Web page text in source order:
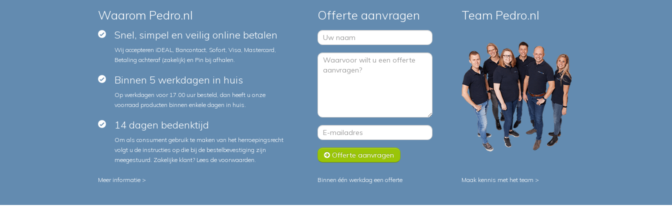
Waarom Pedro.nl
Snel, simpel en veilig online betalen
Wij accepteren iDEAL, Bancontact, Sofort, Visa, Mastercard,
Betaling achteraf (zakelijk) en Pin bij afhalen.
Binnen 5 werkdagen in huis
Op werkdagen voor 17.00 uur besteld, dan heeft u onze
voorraad producten binnen enkele dagen in huis.
14 dagen bedenktijd
Om als consument gebruik te maken van het herroepingsrecht
volgt u de instructies op die bij de bestelbevestiging zijn
meegestuurd. Zakelijke klant? Lees de voorwaarden.
Offerte aanvragen
Offerte aanvragen
Team Pedro.nl
Meer informatie > Binnen één werkdag een offerte Maak kennis met het team >